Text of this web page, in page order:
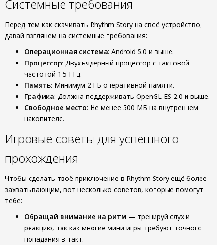
Системные требования
Перед тем как скачивать Rhythm Story на своё устройство,
давай взглянем на системные требования:
Операционная система: Android 5.0 и выше.
Процессор: Двухъядерный процессор с тактовой
частотой 1.5 ГГц.
Память: Минимум 2 ГБ оперативной памяти.
Графика: Должна поддерживать OpenGL ES 2.0 и выше.
Свободное место: Не менее 500 МБ на внутреннем
накопителе.
Игровые советы для успешного
прохождения
Чтобы сделать твоё приключение в Rhythm Story ещё более
захватывающим, вот несколько советов, которые помогут
тебе:
Обращай внимание на ритм — тренируй слух и
реакцию, так как многие мини-игры требуют точного
попадания в такт.